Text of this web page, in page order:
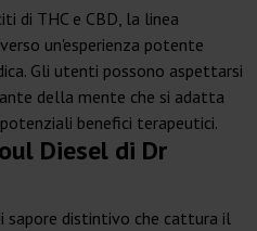
di THC e CBD, la linea
un'esperienza potente
Gli utenti possono aspettarsi
della mente che si adatta
benefici terapeutici.
Diesel di Dr
sapore distintivo che cattura il